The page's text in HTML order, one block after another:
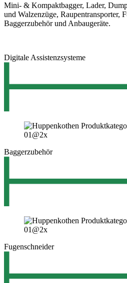
Mini- & Kompaktbagger, Lader,
und Walzenzüge, Raupentransporter,
Baggerzubehör und Anbaugeräte.
Digitale Assistenzsysteme
Baggerzubehör
Fugenschneider